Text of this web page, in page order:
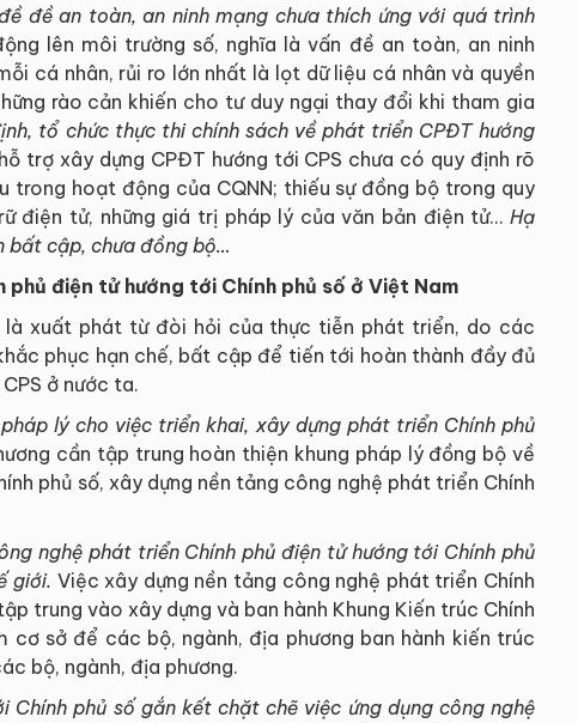
đề an toàn, an ninh mạng chưa thích ứng với quá trình
lên môi trường số, nghĩa là vấn đề an toàn, an ninh
cá nhân, rủi ro lớn nhất là lọt dữ liệu cá nhân và quyền
rào cản khiến cho tư duy ngại thay đổi khi tham gia
tổ chức thực thi chính sách về phát triển CPĐT hướng
trợ xây dựng CPĐT hướng tới CPS chưa có quy định rõ
trong hoạt động của CQNN; thiếu sự đồng bộ trong quy
điện tử, những giá trị pháp lý của văn bản điện tử… Hạ
bất cập, chưa đồng bộ…
điện tử hướng tới Chính phủ số ở Việt Nam
là xuất phát từ đòi hỏi của thực tiễn phát triển, do các
phục hạn chế, bất cập để tiến tới hoàn thành đầy đủ
ở nước ta.
lý cho việc triển khai, xây dựng phát triển Chính phủ
cần tập trung hoàn thiện khung pháp lý đồng bộ về
phủ số, xây dựng nền tảng công nghệ phát triển Chính
nghệ phát triển Chính phủ điện tử hướng tới Chính phủ
giới. Việc xây dựng nền tảng công nghệ phát triển Chính
trung vào xây dựng và ban hành Khung Kiến trúc Chính
cơ sở để các bộ, ngành, địa phương ban hành kiến trúc
bộ, ngành, địa phương.
Chính phủ số gắn kết chặt chẽ việc ứng dụng công nghệ